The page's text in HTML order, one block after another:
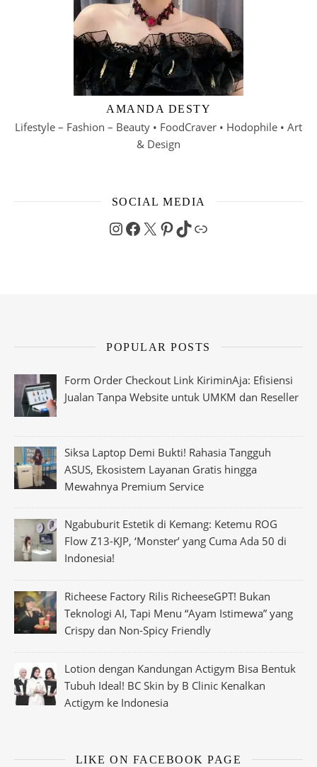
AMANDA DESTY
Lifestyle – Fashion – Beauty • FoodCraver • Hodophile • Art
& Design
SOCIAL MEDIA
Instagram
Facebook
X Pinterest
TikTok
Link
POPULAR POSTS
Form Order Checkout Link KiriminAja: Efisiensi
Jualan Tanpa Website untuk UMKM dan Reseller
Siksa Laptop Demi Bukti! Rahasia Tangguh
ASUS, Ekosistem Layanan Gratis hingga
Mewahnya Premium Service
Ngabuburit Estetik di Kemang: Ketemu ROG
Flow Z13-KJP, ‘Monster’ yang Cuma Ada 50 di
Indonesia!
Richeese Factory Rilis RicheeseGPT! Bukan
Teknologi AI, Tapi Menu “Ayam Istimewa” yang
Crispy dan Non-Spicy Friendly
Lotion dengan Kandungan Actigym Bisa Bentuk
Tubuh Ideal! BC Skin by B Clinic Kenalkan
Actigym ke Indonesia
LIKE ON FACEBOOK PAGE